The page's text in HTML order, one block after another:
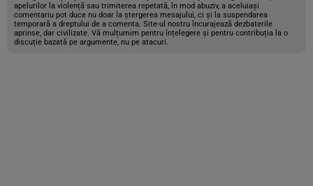
apelurilor la violență sau trimiterea repetată, în mod abuziv, a aceluiași
comentariu pot duce nu doar la ștergerea mesajului, ci și la suspendarea
temporară a dreptului de a comenta. Site-ul nostru încurajează dezbaterile
aprinse, dar civilizate. Vă mulțumim pentru înțelegere și pentru contribuția la o
discuție bazată pe argumente, nu pe atacuri.